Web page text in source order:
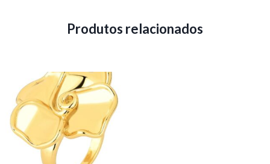
Produtos relacionados